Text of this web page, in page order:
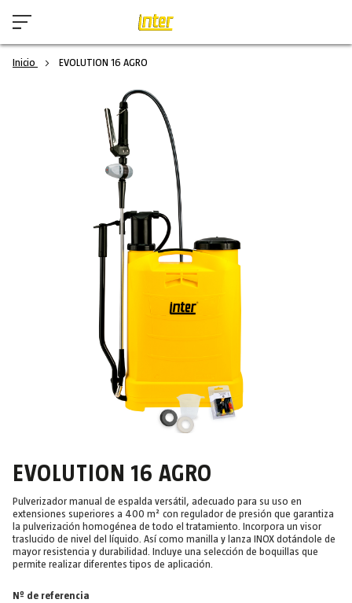
Inicio EVOLUTION 16 AGRO
EVOLUTION 16 AGRO
Pulverizador manual de espalda versátil, adecuado para su uso en
extensiones superiores a 400 m² con regulador de presión que garantiza
la pulverización homogénea de todo el tratamiento. Incorpora un visor
traslucido de nivel del líquido. Así como manilla y lanza INOX dotándole de
mayor resistencia y durabilidad. Incluye una selección de boquillas que
permite realizar diferentes tipos de aplicación.
Nº de referencia